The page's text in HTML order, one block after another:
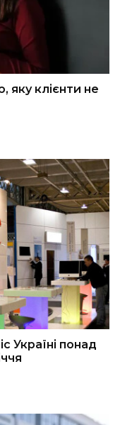
яку клієнти не
Україні понад